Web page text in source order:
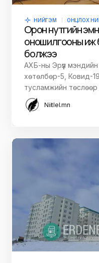
НИЙГЭМ ОНЦЛОХ
Орон нутгийн
оношилгооны иж
болжээ
АХБ-ны Эрүүл
хөтөлбөр-5, Ковид-
тусламжийн
Niitlel.mn